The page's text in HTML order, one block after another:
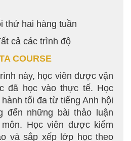
thứ hai hàng tuần
cả các trình độ
COURSE
này, học viên được vận
đã học vào thực tế. Học
tối đa từ tiếng Anh hội
đến những bài thảo luận
Học viên được kiểm
và sắp xếp lớp học theo